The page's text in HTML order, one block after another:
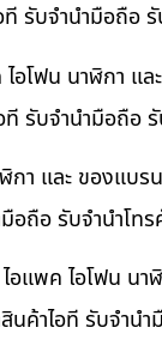
รับจำนำมือถือ
อโฟน นาฬิกา แ
รับจำนำมือถือ
กา และ ของแบร
อถือ รับจำนำโ
อแพค ไอโฟน น
ค้าไอที รับจำน